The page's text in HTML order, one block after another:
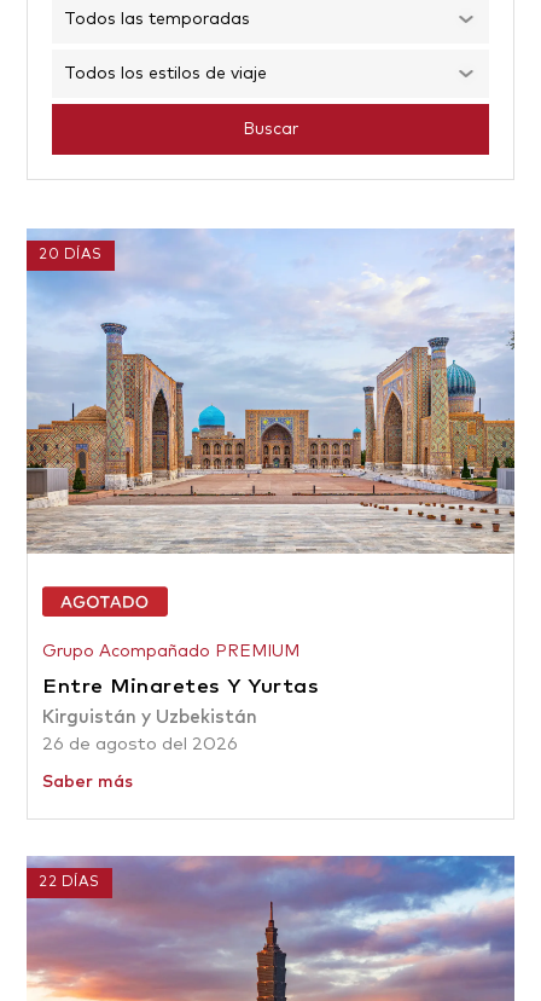
Buscar
20 DÍAS
Grupo Acompañado PREMIUM
Entre Minaretes Y Yurtas
Kirguistán y Uzbekistán
26 de agosto del 2026
Saber más
22 DÍAS